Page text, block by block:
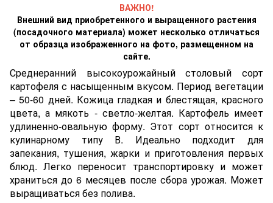
ВАЖНО!
Внешний вид приобретенного и выращенного растения
(посадочного материала) может несколько отличаться
от образца изображенного на фото, размещенном на
сайте.
Среднеранний высокоурожайный столовый сорт
картофеля с насыщенным вкусом. Период вегетации
– 50-60 дней. Кожица гладкая и блестящая, красного
цвета, а мякоть - светло-желтая. Картофель имеет
удлиненно-овальную форму. Этот сорт относится к
кулинарному типу В. Идеально подходит для
запекания, тушения, жарки и приготовления первых
блюд. Легко переносит транспортировку и может
храниться до 6 месяцев после сбора урожая. Может
выращиваться без полива.